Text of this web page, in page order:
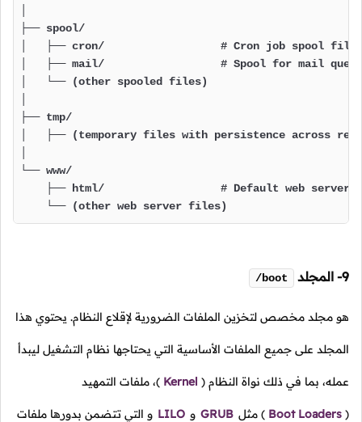
├── spool/
│   ├── cron/                  # Cron job spool files
│   ├── mail/                  # Spool for mail
│   └── (other spooled files)
├── tmp/
│   ├── (temporary files with persistence across
└── www/
├── html/                  # Default web server
    └── (other web server files)
9- المجلد /boot
هو مجلد مخصص لتخزين الملفات الضرورية لإقلاع النظام. يحتوي هذا
المجلد على جميع الملفات الأساسية التي يحتاجها نظام التشغيل ليبدأ
عمله، بما في ذلك نواة النظام (
Kernel )، ملفات التمهيد
(
Boot Loaders
) مثل GRUB و LILO و التي تتضمن بدورها ملفات